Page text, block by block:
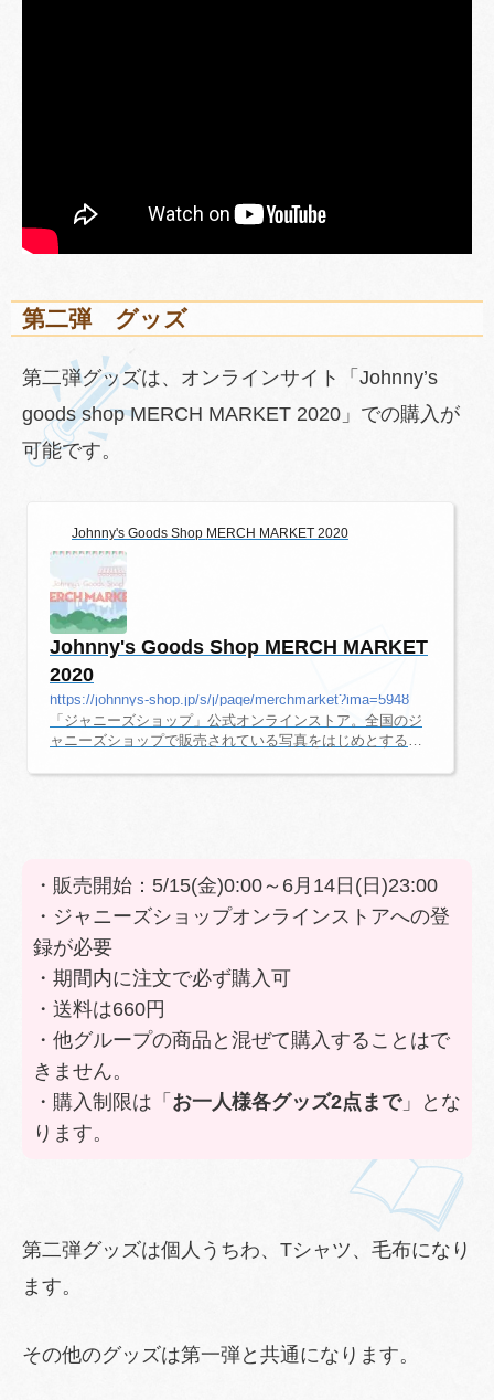
第二弾 グッズ
第二弾グッズは、オンラインサイト「Johnny’s
goods shop MERCH MARKET 2020」での購入が
可能です。
Johnny's Goods Shop MERCH MARKET 2020
Johnny's Goods Shop MERCH MARKET
2020
https://johnnys-shop.jp/s/j/page/merchmarket?ima=5948
「ジャニーズショップ」公式オンラインストア。全国のジ
ャニーズショップで販売されている写真をはじめとする商
ただけます。
・販売開始：5/15(金)0:00～6月14日(日)23:00
・ジャニーズショップオンラインストアへの登
録が必要
・期間内に注文で必ず購入可
・送料は660円
・他グループの商品と混ぜて購入することはで
きません。
・購入制限は「 お一人様各グッズ2点まで」とな
ります。
第二弾グッズは個人うちわ、Tシャツ、毛布になり
ます。
その他のグッズは第一弾と共通になります。